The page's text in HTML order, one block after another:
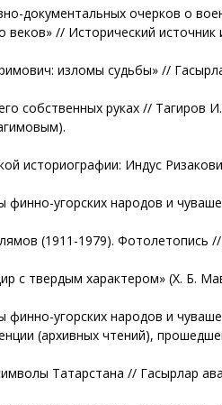
документальных очерков о
веков» // Исторический
изломы судьбы» //
собственных руках // Тагиров
историографии: Индус
финно-угорских народов и
(1911-1979). Фотолетопись
с твердым характером» (Х. Б.
финно-угорских народов и
(архивных чтений),
Татарстана // Гасырлар